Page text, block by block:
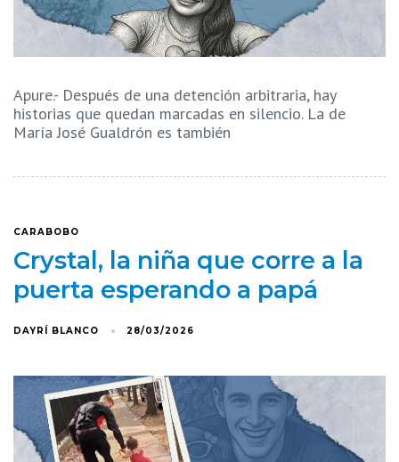
Apure.- Después de una detención arbitraria, hay
historias que quedan marcadas en silencio. La de
María José Gualdrón es también
CARABOBO
Crystal, la niña que corre a la
puerta esperando a papá
DAYRÍ BLANCO 28/03/2026